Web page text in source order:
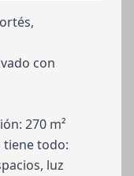
con
270 m²
tiene todo:
luz